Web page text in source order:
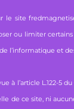
site
ou limiter
et
à l’article L.122-5
ce site, ni